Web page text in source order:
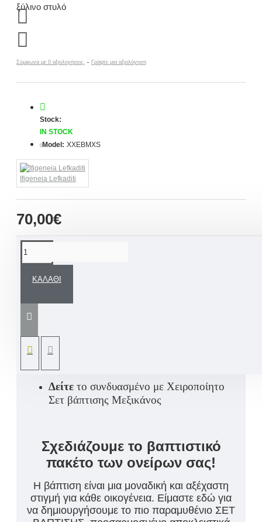
Σύμφωνα με 0 αξιολογήσεις. - Γράψτε μια αξιολόγηση
70,00€
Stock:
IN STOCK
Model: XXEBMXS
Ifigeneia Lefkaditi
ΚΑΛΆΘΙ
Μεξικάνος
επωφεληθείτε την καλύτερη τιμή προσφοράς
Δείτε το συνδυασμένο με Χειροποίητο
Σετ βάπτισης Μεξικάνος
Σχεδιάζουμε το βαπτιστικό
πακέτο των ονείρων σας!
Η βάπτιση είναι μια μοναδική και αξέχαστη
στιγμή για κάθε οικογένεια. Είμαστε εδώ για
να δημιουργήσουμε το πιο παραμυθένιο ΣΕΤ